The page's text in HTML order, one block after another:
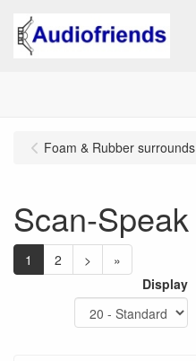
Foam & Rubber surrounds
Scan-Speak
1 2 >
»
Display